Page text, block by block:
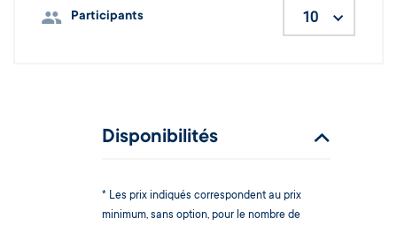
Participants 10
Disponibilités
* Les prix indiqués correspondent au prix
minimum, sans option, pour le nombre de